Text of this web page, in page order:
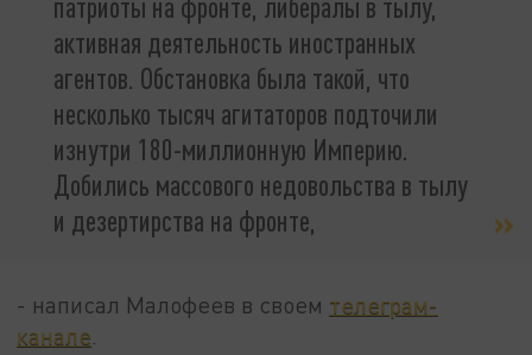
патриоты на фронте, либералы в тылу,
активная деятельность иностранных
агентов. Обстановка была такой, что
несколько тысяч агитаторов подточили
изнутри 180-миллионную Империю.
Добились массового недовольства в тылу
и дезертирства на фронте,
- написал Малофеев в своем телеграм-
канале